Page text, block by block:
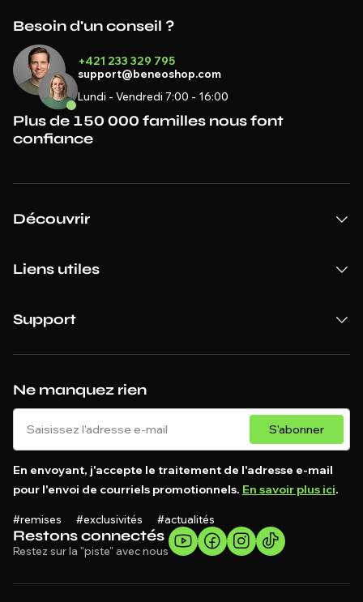
Restons connectés
Restez sur la "piste" avec nous
Ne manquez rien
S'abonner
En envoyant, j'accepte le traitement de l'adresse e-mail
pour l'envoi de courriels promotionnels. En savoir plus ici.
#remises #exclusivités #actualités
Besoin d'un conseil ?
+421 233 329 795
support@beneoshop.com
Lundi - Vendredi 7:00 - 16:00
Plus de 150 000 familles nous font
confiance
Découvrir
Liens utiles
Support